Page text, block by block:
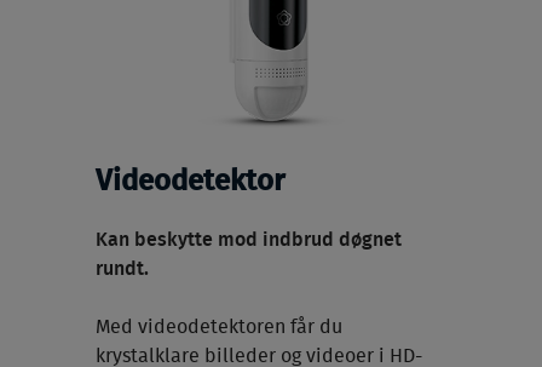
Videodetektor
Kan beskytte mod indbrud døgnet
rundt.
Med videodetektoren får du
krystalklare billeder og videoer i HD-